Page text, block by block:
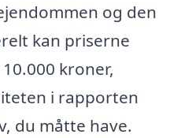
og den
kan priserne
kroner,
i rapporten
du måtte have.